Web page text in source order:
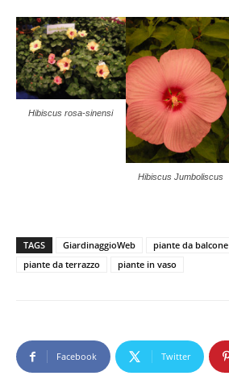
Hibiscus rosa-sinensi
Hibiscus Jumboliscus
TAGS GiardinaggioWeb piante da balcone
piante da terrazzo
piante in vaso
Facebook Twitter